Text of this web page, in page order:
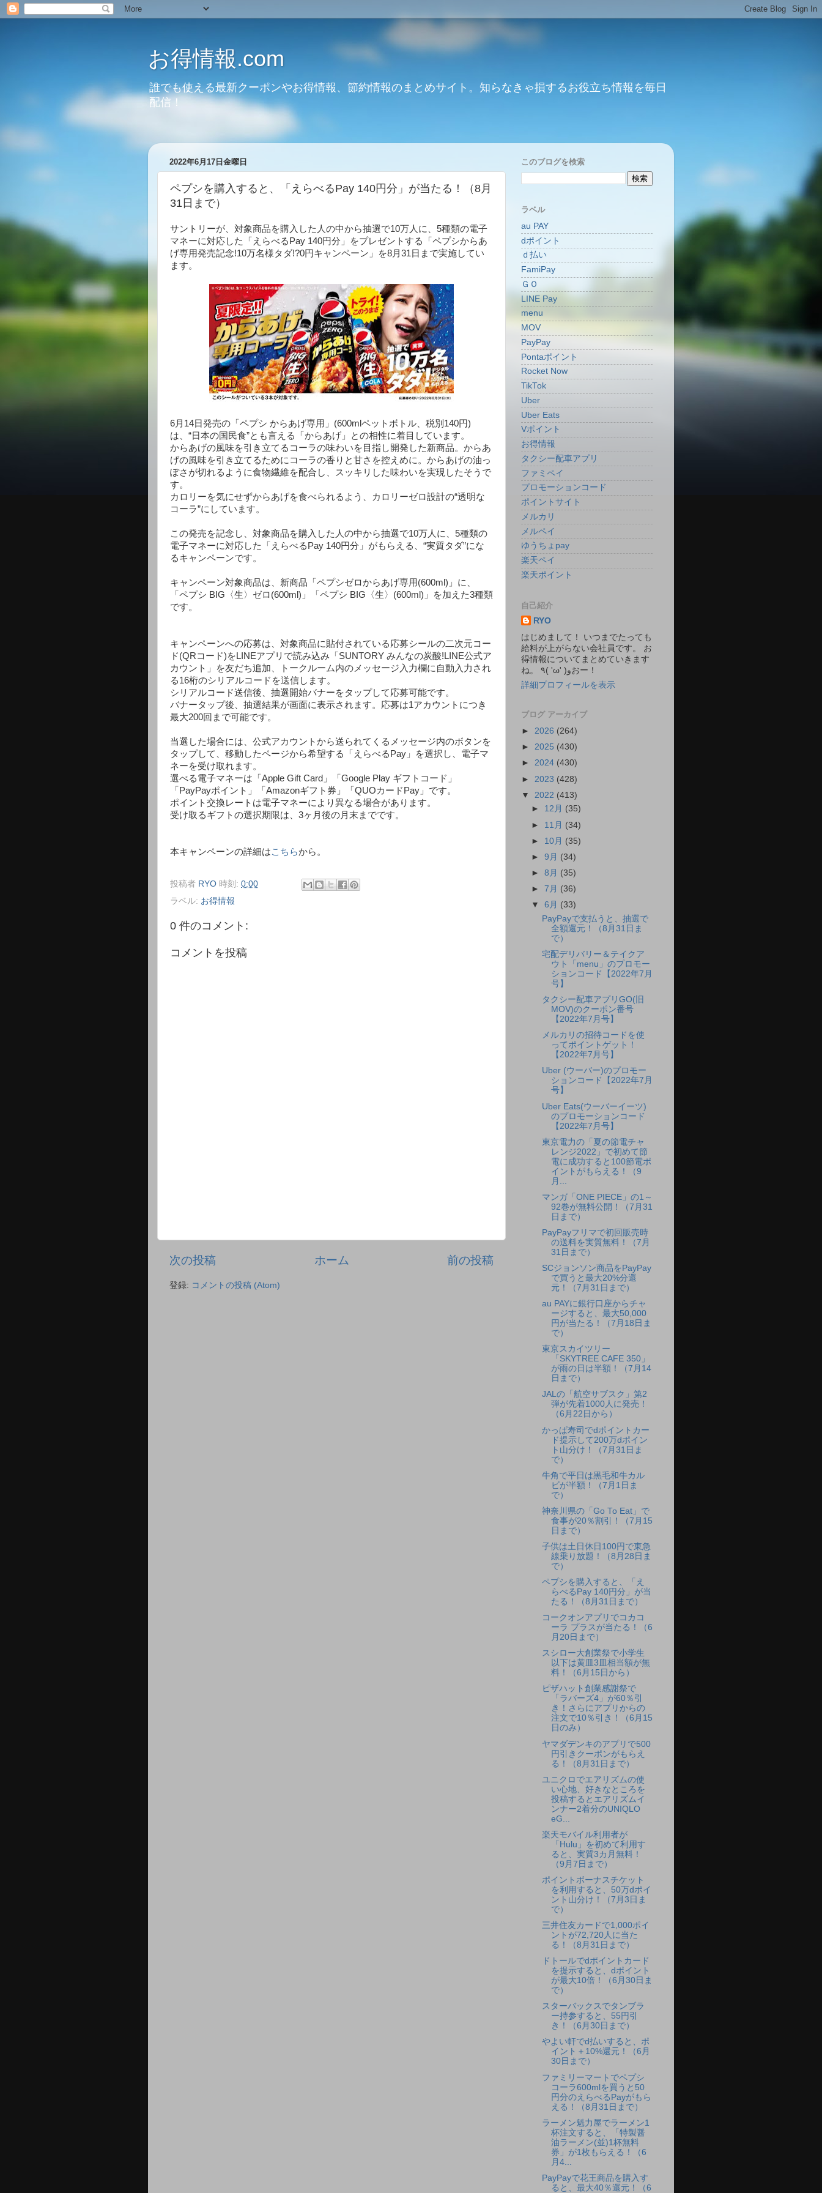
お得情報.com
誰でも使える最新クーポンやお得情報、節約情報のまとめサイト。知らなきゃ損するお役立ち情報を毎日
配信！
2022年6月17日金曜日
ペプシを購入すると、「えらべるPay 140円分」が当たる！（8月
31日まで）
サントリーが、対象商品を購入した人の中から抽選で10万人に、5種類の電子
マネーに対応した「えらべるPay 140円分」をプレゼントする「ペプシからあ
げ専用発売記念!10万名様タダ!?0円キャンペーン」を8月31日まで実施してい
ます。
6月14日発売の「ペプシ からあげ専用」(600mlペットボトル、税別140円)
は、“日本の国民食”とも言える「からあげ」との相性に着目しています。
からあげの風味を引き立てるコーラの味わいを目指し開発した新商品。からあ
げの風味を引き立てるためにコーラの香りと甘さを控えめに。からあげの油っ
ぽさが切れるように食物繊維を配合し、スッキリした味わいを実現したそうで
す。
カロリーを気にせずからあげを食べられるよう、カロリーゼロ設計の“透明な
コーラ”にしています。
この発売を記念し、対象商品を購入した人の中から抽選で10万人に、5種類の
電子マネーに対応した「えらべるPay 140円分」がもらえる、“実質タダ”にな
るキャンペーンです。
キャンペーン対象商品は、新商品「ペプシゼロからあげ専用(600ml)」に、
「ペプシ BIG〈生〉ゼロ(600ml)」「ペプシ BIG〈生〉(600ml)」を加えた3種類
です。
キャンペーンへの応募は、対象商品に貼付されている応募シールの二次元コー
ド(QRコード)をLINEアプリで読み込み「SUNTORY みんなの炭酸!LINE公式ア
カウント」を友だち追加、トークルーム内のメッセージ入力欄に自動入力され
る16桁のシリアルコードを送信します。
シリアルコード送信後、抽選開始バナーをタップして応募可能です。
バナータップ後、抽選結果が画面に表示されます。応募は1アカウントにつき
最大200回まで可能です。
当選した場合には、公式アカウントから送られてくるメッセージ内のボタンを
タップして、移動したページから希望する「えらべるPay」を選択し、電子マ
ネーを受け取れます。
選べる電子マネーは「Apple Gift Card」「Google Play ギフトコード」
「PayPayポイント」「Amazonギフト券」「QUOカードPay」です。
ポイント交換レートは電子マネーにより異なる場合があります。
受け取るギフトの選択期限は、3ヶ月後の月末までです。
本キャンペーンの詳細はこちらから。
投稿者 RYO 時刻: 0:00
ラベル: お得情報
0 件のコメント:
コメントを投稿
次の投稿 前の投稿
ホーム
登録: コメントの投稿 (Atom)
このブログを検索
ラベル
au PAY
dポイント
ｄ払い
FamiPay
ＧＯ
LINE Pay
menu
MOV
PayPay
Pontaポイント
Rocket Now
TikTok
Uber
Uber Eats
Vポイント
お得情報
タクシー配車アプリ
ファミペイ
プロモーションコード
ポイントサイト
メルカリ
メルペイ
ゆうちょpay
楽天ペイ
楽天ポイント
自己紹介
RYO
はじめまして！ いつまでたっても
給料が上がらない会社員です。 お
得情報についてまとめていきます
ね。 ٩( 'ω' )وおー！
詳細プロフィールを表示
ブログ アーカイブ
► 2026 (264)
► 2025 (430)
► 2024 (430)
► 2023 (428)
▼ 2022 (413)
► 12月 (35)
► 11月 (34)
► 10月 (35)
►9月 (34)
►8月 (35)
►7月 (36)
▼6月 (33)
PayPayで支払うと、抽選で
全額還元！（8月31日ま
で）
宅配デリバリー＆テイクア
ウト「menu」のプロモー
ションコード【2022年7月
号】
タクシー配車アプリGO(旧
MOV)のクーポン番号
【2022年7月号】
メルカリの招待コードを使
ってポイントゲット！
【2022年7月号】
Uber (ウーバー)のプロモー
ションコード【2022年7月
号】
Uber Eats(ウーバーイーツ)
のプロモーションコード
【2022年7月号】
東京電力の「夏の節電チャ
レンジ2022」で初めて節
電に成功すると100節電ポ
イントがもらえる！（9
月...
マンガ「ONE PIECE」の1～
92巻が無料公開！（7月31
日まで）
PayPayフリマで初回販売時
の送料を実質無料！（7月
31日まで）
SCジョンソン商品をPayPay
で買うと最大20%分還
元！（7月31日まで）
au PAYに銀行口座からチャ
ージすると、最大50,000
円が当たる！（7月18日ま
で）
東京スカイツリー
「SKYTREE CAFE 350」
が雨の日は半額！（7月14
日まで）
JALの「航空サブスク」第2
弾が先着1000人に発売！
（6月22日から）
かっぱ寿司でdポイントカー
ド提示して200万dポイン
ト山分け！（7月31日ま
で）
牛角で平日は黒毛和牛カル
ビが半額！（7月1日ま
で）
神奈川県の「Go To Eat」で
食事が20％割引！（7月15
日まで）
子供は土日休日100円で東急
線乗り放題！（8月28日ま
で）
ペプシを購入すると、「え
らべるPay 140円分」が当
たる！（8月31日まで）
コークオンアプリでコカコ
ーラ プラスが当たる！（6
月20日まで）
スシロー大創業祭で小学生
以下は黄皿3皿相当額が無
料！（6月15日から）
ピザハット創業感謝祭で
「ラバーズ4」が60％引
き！さらにアプリからの
注文で10％引き！（6月15
日のみ）
ヤマダデンキのアプリで500
円引きクーポンがもらえ
る！（8月31日まで）
ユニクロでエアリズムの使
い心地、好きなところを
投稿するとエアリズムイ
ンナー2着分のUNIQLO
eG...
楽天モバイル利用者が
「Hulu」を初めて利用す
ると、実質3カ月無料！
（9月7日まで）
ポイントボーナスチケット
を利用すると、50万dポイ
ント山分け！（7月3日ま
で）
三井住友カードで1,000ポイ
ントが72,720人に当た
る！（8月31日まで）
ドトールでdポイントカード
を提示すると、dポイント
が最大10倍！（6月30日ま
で）
スターバックスでタンブラ
ー持参すると、55円引
き！（6月30日まで）
やよい軒でd払いすると、ポ
イント＋10%還元！（6月
30日まで）
ファミリーマートでペプシ
コーラ600mlを買うと50
円分のえらべるPayがもら
える！（8月31日まで）
ラーメン魁力屋でラーメン1
杯注文すると、「特製醤
油ラーメン(並)1杯無料
券」が1枚もらえる！（6
月4...
PayPayで花王商品を購入す
ると、最大40％還元！（6